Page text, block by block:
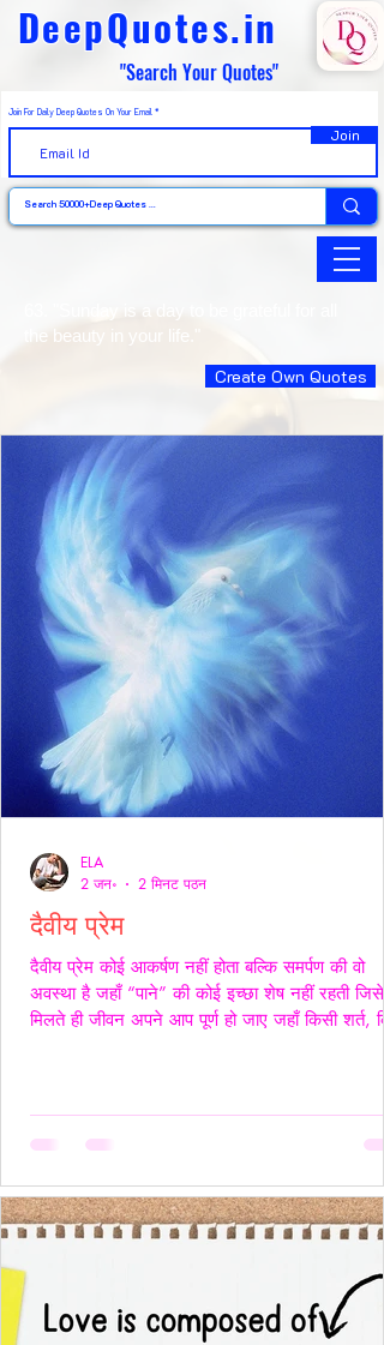
DeepQuotes.in
"Search Your Quotes"
Join For Daily Deep Quotes On Your Email
Join
63. "Sunday is a day to be grateful for all
the beauty in your life."
Create Own Quotes
दैवीय प्रेम
दैवीय प्रेम कोई आकर्षण नहीं होता बल्कि समर्पण की वो
अवस्था है जहाँ “पाने” की कोई इच्छा शेष नहीं रहती जिसे
मिलते ही जीवन अपने आप पूर्ण हो जाए जहाँ किसी शर्त,
प्रेम है जहाँ आत्मा आत्मा को पहचान लेती है बिना परिचय,
ELA
2 जन॰
2 मिनट पठन